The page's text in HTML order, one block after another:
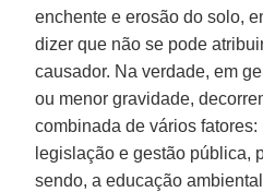
enchente e erosão do solo,
dizer que não se pode
causador. Na verdade, em
ou menor gravidade,
combinada de vários
legislação e gestão pública,
sendo, a educação